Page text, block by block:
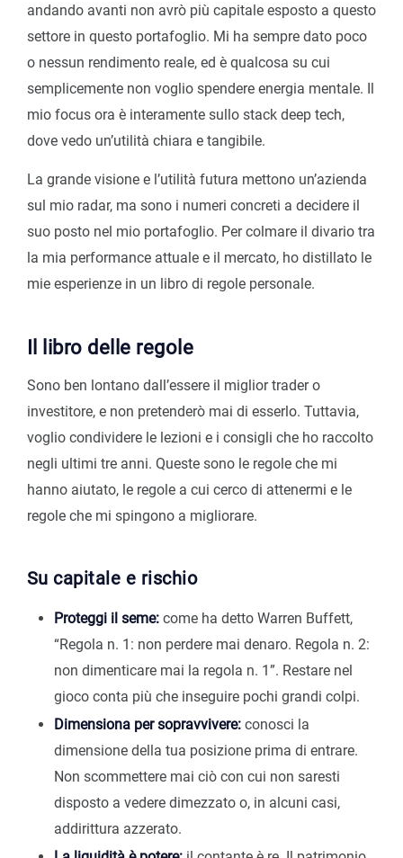
andando avanti non avrò più capitale esposto a questo
settore in questo portafoglio. Mi ha sempre dato poco
o nessun rendimento reale, ed è qualcosa su cui
semplicemente non voglio spendere energia mentale. Il
mio focus ora è interamente sullo stack deep tech,
dove vedo un’utilità chiara e tangibile.
La grande visione e l’utilità futura mettono un’azienda
sul mio radar, ma sono i numeri concreti a decidere il
suo posto nel mio portafoglio. Per colmare il divario tra
la mia performance attuale e il mercato, ho distillato le
mie esperienze in un libro di regole personale.
Il libro delle regole
Sono ben lontano dall’essere il miglior trader o
investitore, e non pretenderò mai di esserlo. Tuttavia,
voglio condividere le lezioni e i consigli che ho raccolto
negli ultimi tre anni. Queste sono le regole che mi
hanno aiutato, le regole a cui cerco di attenermi e le
regole che mi spingono a migliorare.
Su capitale e rischio
Proteggi il seme: come ha detto Warren Buffett,
“Regola n. 1: non perdere mai denaro. Regola n. 2:
non dimenticare mai la regola n. 1”. Restare nel
gioco conta più che inseguire pochi grandi colpi.
Dimensiona per sopravvivere: conosci la
dimensione della tua posizione prima di entrare.
Non scommettere mai ciò con cui non saresti
disposto a vedere dimezzato o, in alcuni casi,
addirittura azzerato.